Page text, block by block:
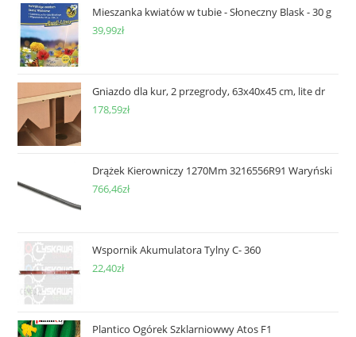
Mieszanka kwiatów w tubie - Słoneczny Blask - 30 g
39,99zł
Gniazdo dla kur, 2 przegrody, 63x40x45 cm, lite dr
178,59zł
Drążek Kierowniczy 1270Mm 3216556R91 Waryński
766,46zł
Wspornik Akumulatora Tylny C- 360
22,40zł
Plantico Ogórek Szklarniowwy Atos F1